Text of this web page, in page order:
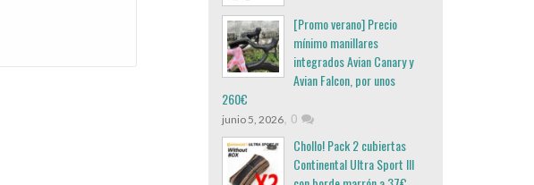
[Promo verano] Precio
mínimo manillares
integrados Avian Canary y
Avian Falcon, por unos
260€
junio 5, 2026, 0
Chollo! Pack 2 cubiertas
Continental Ultra Sport III